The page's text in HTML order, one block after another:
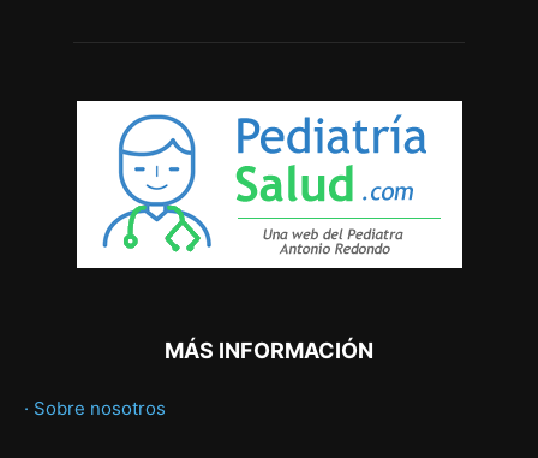
MÁS INFORMACIÓN
· Sobre nosotros